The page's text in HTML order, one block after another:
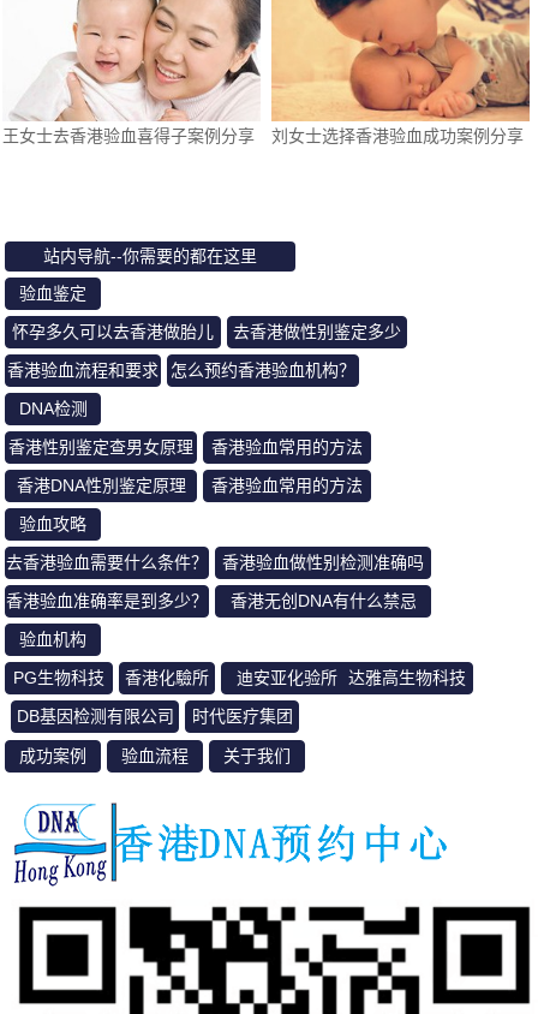
王女士去香港验血喜得子案例分享 刘女士选择香港验血成功案例分享
站内导航--你需要的都在这里
验血鉴定
怀孕多久可以去香港做胎儿
鉴定？
去香港做性别鉴定多少
钱？准不准
香港验血流程和要求
怎么预约香港验血机构？
DNA检测
香港性别鉴定查男女原理
香港验血常用的方法
香港DNA性別鉴定原理
香港验血常用的方法
验血攻略
去香港验血需要什么条件？
香港验血做性别检测准确吗
香港验血准确率是到多少？
香港无创DNA有什么禁忌
验血机构
PG生物科技
香港化驗所 迪安亚化验所 达雅高生物科技
DB基因检测有限公司
时代医疗集团
成功案例 验血流程 关于我们